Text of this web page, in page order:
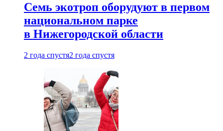
Семь экотроп оборудуют в первом
национальном парке
в Нижегородской области
2 года спустя2 года спустя